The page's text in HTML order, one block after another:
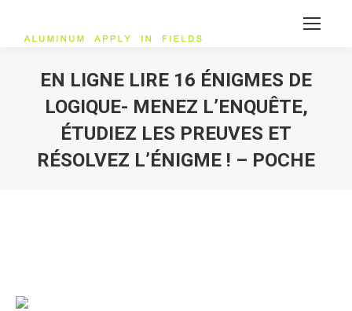
EN LIGNE LIRE 16 ÉNIGMES DE
LOGIQUE- MENEZ L’ENQUÊTE,
ÉTUDIEZ LES PREUVES ET
RÉSOLVEZ L’ÉNIGME ! – POCHE